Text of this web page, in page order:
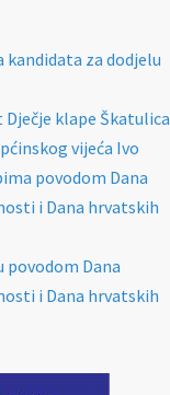
kandidata za dodjelu
klape Škatulica
vijeća Ivo
povodom Dana
i Dana hrvatskih
Dana
i Dana hrvatskih